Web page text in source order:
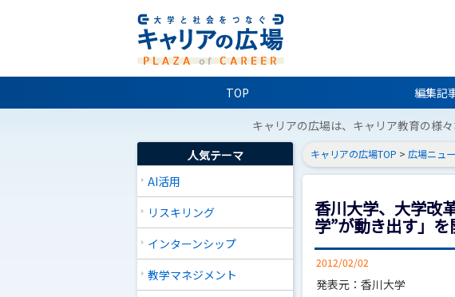
TOP 編集記
キャリアの広場は、キャリア教育の様
人気テーマ
AI活用
リスキリング
インターンシップ
教学マネジメント
キャリアの広場TOP > 広場ニュ
香川大学、大学改
学”が動き出す」を
2012/02/02
発表元：香川大学